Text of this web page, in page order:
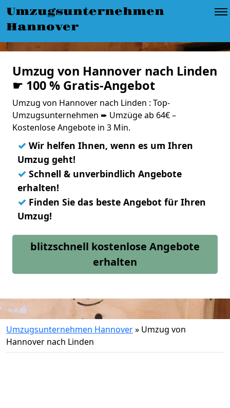
Umzugsunternehmen
Hannover
Umzug von Hannover nach Linden
☛ 100 % Gratis-Angebot
Umzug von Hannover nach Linden : Top-
Umzugsunternehmen ➨ Umzüge ab 64€ –
Kostenlose Angebote in 3 Min.
✓ Wir helfen Ihnen, wenn es um Ihren
Umzug geht!
✓ Schnell & unverbindlich Angebote
erhalten!
✓ Finden Sie das beste Angebot für Ihren
Umzug!
blitzschnell kostenlose Angebote
erhalten
Umzugsunternehmen Hannover» Umzug von
Hannover nach Linden